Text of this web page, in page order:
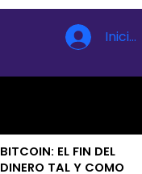
BITCOIN: EL FIN DEL
DINERO TAL Y COMO